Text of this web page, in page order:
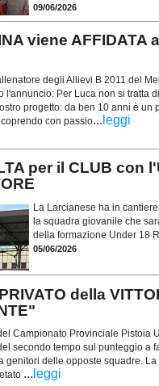
09/06/2026
viene AFFIDATA
degli Allievi B 2011 del
l'annuncio: Per Luca non si tratta
progetto: da ben 10 anni è un
con passio... leggi
per il CLUB con
La Larcianese ha in
la squadra giovanile che
della formazione Under 18
05/06/2026
della
Campionato Provinciale Pistoia
secondo tempo sul punteggio a
genitori delle opposte squadre.
... leggi